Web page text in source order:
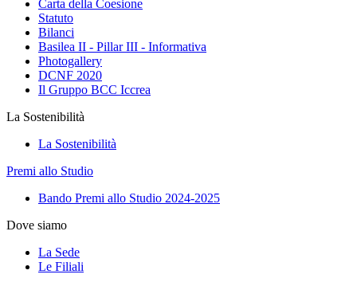
Carta della Coesione
Statuto
Bilanci
Basilea II - Pillar III - Informativa
Photogallery
DCNF 2020
Il Gruppo BCC Iccrea
La Sostenibilità
La Sostenibilità
Premi allo Studio
Bando Premi allo Studio 2024-2025
Dove siamo
La Sede
Le Filiali